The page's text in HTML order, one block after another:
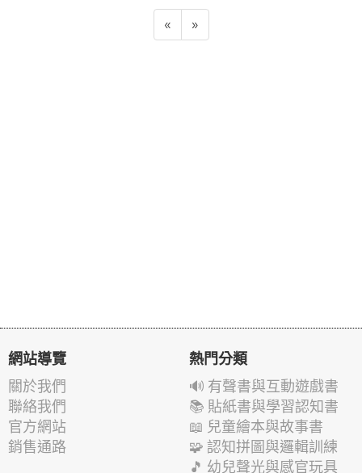
« »
網站導覽
關於我們
聯絡我們
官方網站
銷售通路
熱門分類
🔊 有聲書與互動遊戲書
📚 貼紙書與學習認知書
📖 兒童繪本與故事書
🧩 認知拼圖與邏輯訓練
🎵 幼兒聲光與感官玩具